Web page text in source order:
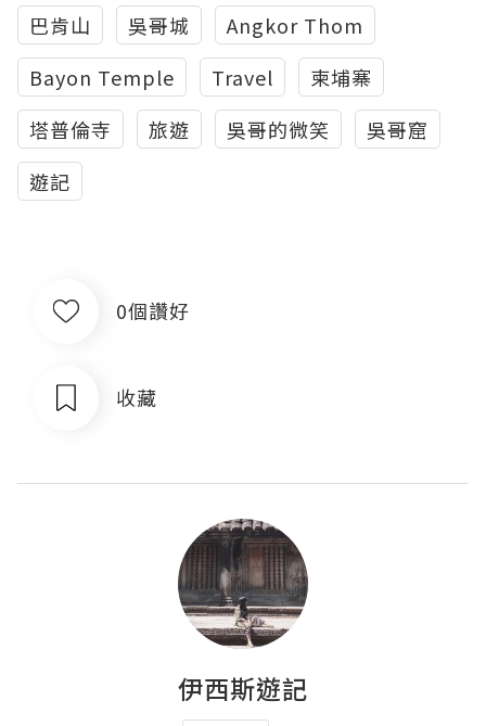
巴肯山
吳哥城
Angkor Thom
Bayon Temple
Travel
柬埔寨
塔普倫寺
旅遊 吳哥的微笑
吳哥窟
遊記
0個讚好
收藏
伊西斯遊記